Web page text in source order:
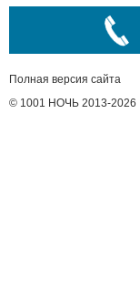
Полная версия сайта
© 1001 НОЧЬ 2013-2026